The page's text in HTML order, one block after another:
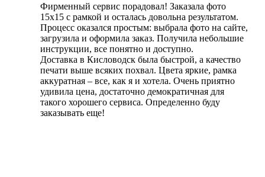
Фирменный сервис порадовал! Заказала фото
15х15 с рамкой и осталась довольна результатом.
Процесс оказался простым: выбрала фото на сайте,
загрузила и оформила заказ. Получила небольшие
инструкции, все понятно и доступно.
Доставка в Кисловодск была быстрой, а качество
печати выше всяких похвал. Цвета яркие, рамка
аккуратная – все, как я и хотела. Очень приятно
удивила цена, достаточно демократичная для
такого хорошего сервиса. Определенно буду
заказывать еще!